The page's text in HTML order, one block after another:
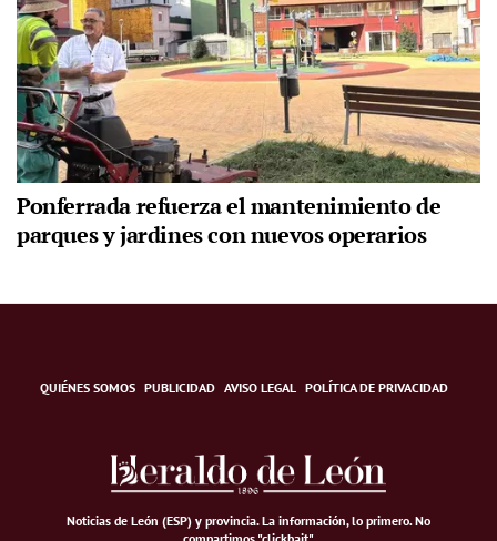
Ponferrada refuerza el mantenimiento de
parques y jardines con nuevos operarios
QUIÉNES SOMOS PUBLICIDAD AVISO LEGAL POLÍTICA DE PRIVACIDAD
Noticias de León (ESP) y provincia. La información, lo primero.No